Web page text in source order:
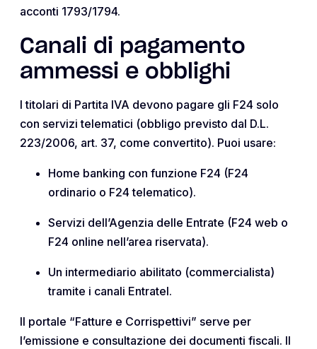
acconti 1793/1794.
Canali di pagamento
ammessi e obblighi
I titolari di Partita IVA devono pagare gli F24 solo
con servizi telematici (obbligo previsto dal D.L.
223/2006, art. 37, come convertito). Puoi usare:
Home banking con funzione F24 (F24
ordinario o F24 telematico).
Servizi dell’Agenzia delle Entrate (F24 web o
F24 online nell’area riservata).
Un intermediario abilitato (commercialista)
tramite i canali Entratel.
Il portale “Fatture e Corrispettivi” serve per
l’emissione e consultazione dei documenti fiscali. Il